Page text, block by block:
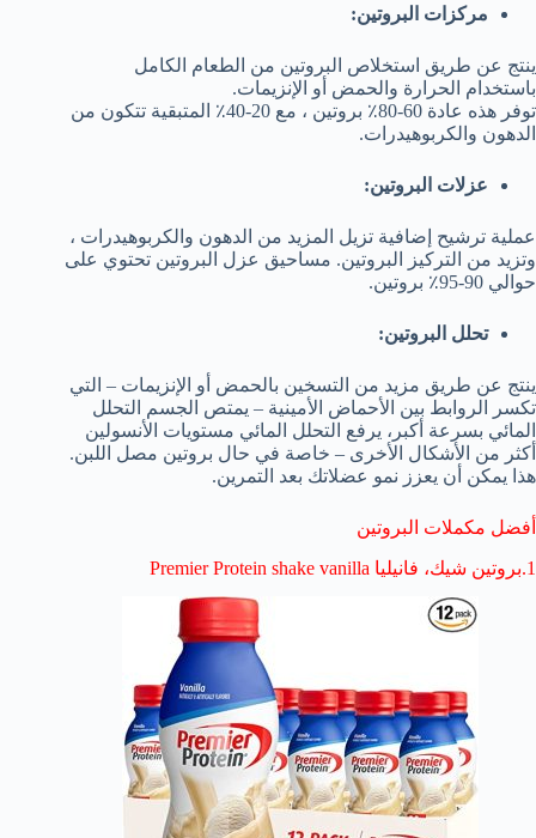
مركزات البروتين:
ينتج عن طريق استخلاص البروتين من الطعام الكامل
باستخدام الحرارة والحمض أو الإنزيمات.
توفر هذه عادة 60-80٪ بروتين ، مع 20-40٪ المتبقية تتكون من
الدهون والكربوهيدرات.
عزلات البروتين:
عملية ترشيح إضافية تزيل المزيد من الدهون والكربوهيدرات ،
وتزيد من التركيز البروتين. مساحيق عزل البروتين تحتوي على
حوالي 90-95٪ بروتين.
تحلل البروتين:
ينتج عن طريق مزيد من التسخين بالحمض أو الإنزيمات – التي
تكسر الروابط بين الأحماض الأمينية – يمتص الجسم التحلل
المائي بسرعة أكبر، يرفع التحلل المائي مستويات الأنسولين
أكثر من الأشكال الأخرى – خاصة في حال بروتين مصل اللبن.
هذا يمكن أن يعزز نمو عضلاتك بعد التمرين.
أفضل مكملات البروتين
1.بروتين شيك، فانيليا Premier Protein shake vanilla